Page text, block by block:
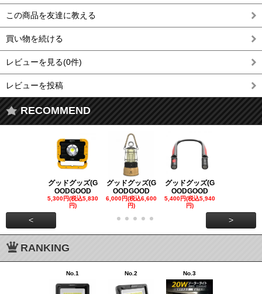
この商品を友達に教える
買い物を続ける
レビューを見る(0件)
レビューを投稿
RECOMMEND
グッドグッズ(G
OODGOOD
5,300円(税込5,830
円)
グッドグッズ(G
OODGOOD
6,000円(税込6,600
円)
グッドグッズ(G
OODGOOD
5,400円(税込5,940
円)
< >
RANKING
No.1 No.2 No.3